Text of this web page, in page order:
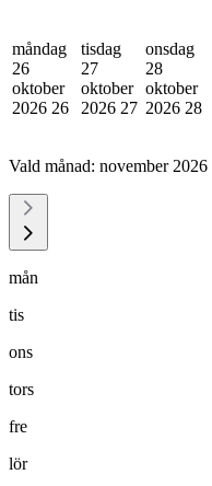
måndag
26
oktober
2026 26
tisdag
27
oktober
2026 27
onsdag
28
oktober
2026 28
Vald månad: november 2026
mån
tis
ons
tors
fre
lör